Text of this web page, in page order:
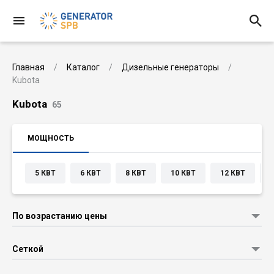
Главная Каталог
Дизельные генераторы
Kubota
Kubota 65
МОЩНОСТЬ
5 КВТ 6 КВТ 8 КВТ 10 КВТ 12 КВТ
По возрастанию цены
Сеткой